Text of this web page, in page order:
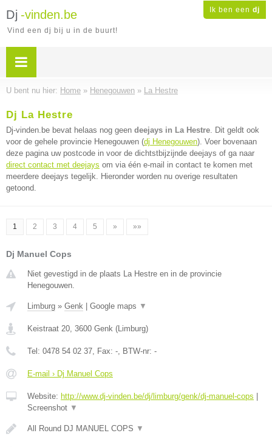
Ik ben een dj
Dj -vinden.be
Vind een dj bij u in de buurt!
U bent nu hier: Home » Henegouwen » La Hestre
Dj La Hestre
Dj-vinden.be bevat helaas nog geen deejays in La Hestre. Dit geldt ook
voor de gehele provincie Henegouwen (dj Henegouwen). Voer bovenaan
deze pagina uw postcode in voor de dichtstbijzijnde deejays of ga naar
direct contact met deejays om via één e-mail in contact te komen met
meerdere deejays tegelijk. Hieronder worden nu overige resultaten
getoond.
1 2 3 4 5 » »»
Dj Manuel Cops
Niet gevestigd in de plaats La Hestre en in de provincie
Henegouwen.
Limburg » Genk Google maps ▼
Keistraat 20, 3600 Genk (Limburg)
Tel: 0478 54 02 37, Fax: -, BTW-nr: -
E-mail › Dj Manuel Cops
Website: http://www.dj-vinden.be/dj/limburg/genk/dj-manuel-cops
Screenshot ▼
All Round DJ MANUEL COPS ▼